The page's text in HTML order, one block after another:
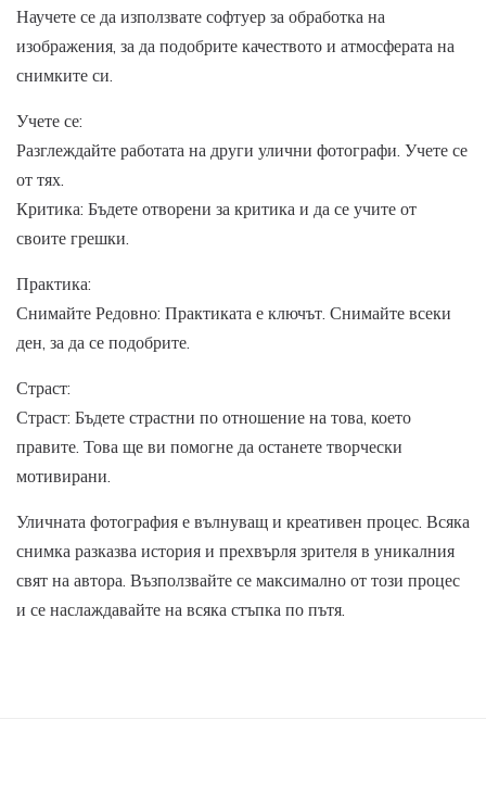
Научете се да използвате софтуер за обработка на
изображения, за да подобрите качеството и атмосферата на
снимките си.
Учете се:
Разглеждайте работата на други улични фотографи. Учете се
от тях.
Критика: Бъдете отворени за критика и да се учите от
своите грешки.
Практика:
Снимайте Редовно: Практиката е ключът. Снимайте всеки
ден, за да се подобрите.
Страст:
Страст: Бъдете страстни по отношение на това, което
правите. Това ще ви помогне да останете творчески
мотивирани.
Уличната фотография е вълнуващ и креативен процес. Всяка
снимка разказва история и прехвърля зрителя в уникалния
свят на автора. Възползвайте се максимално от този процес
и се наслаждавайте на всяка стъпка по пътя.